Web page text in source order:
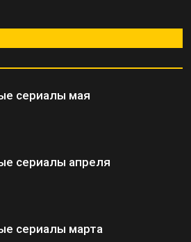
сериалы мая
сериалы апреля
сериалы марта